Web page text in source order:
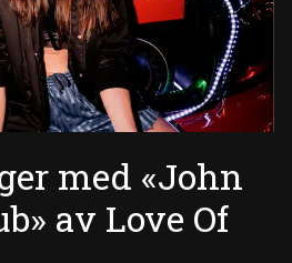
med «John
av Love Of